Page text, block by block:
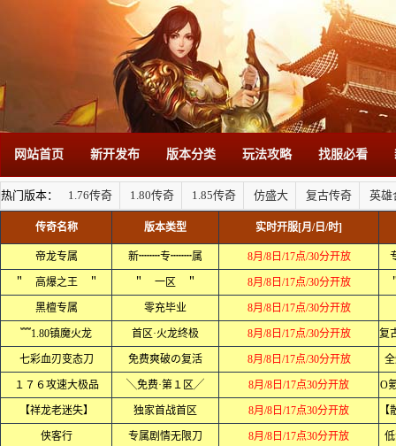
网站首页 新开发布 版本分类 玩法攻略 找服必看
热门版本： 1.76传奇 1.80传奇 1.85传奇 仿盛大 复古传奇 英雄
传奇名称 版本类型 实时开服[月/日/时]
帝龙专属 新┉┉专┉┉属 8月/8日/17点/30分开放
＂ 高爆之王 ＂ ＂ 一区 ＂ 8月/8日/17点/30分开放
黑檀专属 零充毕业 8月/8日/17点/30分开放
﹌1.80镇魔火龙 首区·火龙终极 8月/8日/17点/30分开放
七彩血刃变态刀 免费爽破の复活 8月/8日/17点/30分开放
１７６攻速大极品 ╲免费·第１区╱ 8月/8日/17点30分开放 O
【祥龙老迷失】 独家首战首区 8月/8日/17点30分开放
侠客行 专属剧情无限刀 8月/8日/17点30分开放